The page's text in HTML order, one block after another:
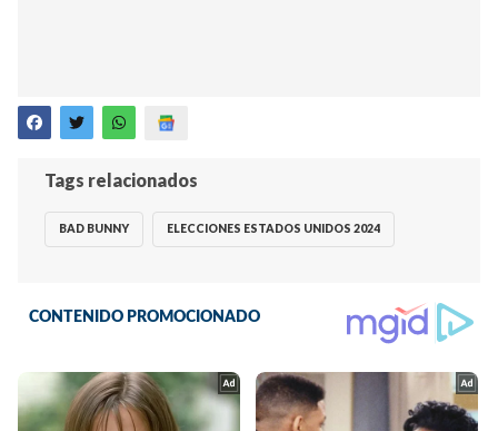
Tags relacionados
BAD BUNNY ELECCIONES ESTADOS UNIDOS 2024